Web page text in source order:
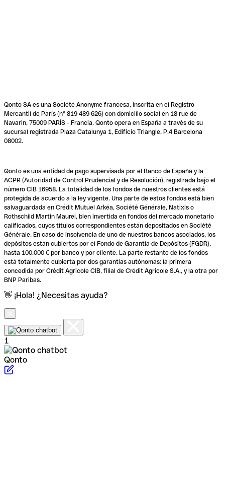
Qonto SA es una Société Anonyme francesa, inscrita en el Registro
Mercantil de París (n° 819 489 626) con domicilio social en 18 rue de
Navarin, 75009 PARÍS - Francia. Qonto opera en España a través de su
sucursal registrada Plaza Catalunya 1, Edificio Triangle, P.4 Barcelona
08002.
Qonto es una entidad de pago supervisada por el Banco de España y la
ACPR (Autoridad de Control Prudencial y de Resolución), registrada bajo el
número CIB 16958. La totalidad de los fondos de nuestros clientes está
protegida de acuerdo a la ley vigente. Una parte de estos fondos está bien
salvaguardada en Crédit Mutuel Arkéa, Société Générale, Natixis o
Rothschild Martin Maurel, bien invertida en fondos del mercado monetario
calificados, cuyos títulos correspondientes están depositados en Société
Générale. En caso de insolvencia de uno de nuestros bancos asociados, los
depósitos están cubiertos por el Fondo de Garantía de Depósitos (FGDR),
hasta 100.000 € por banco y por cliente. La parte restante de los fondos
está totalmente cubierta por dos garantías autónomas: la primera
concedida por Crédit Agricole CIB, filial de Crédit Agricole S.A., y la otra por
BNP Paribas.
👋 ¡Hola! ¿Necesitas ayuda?
1
Qonto